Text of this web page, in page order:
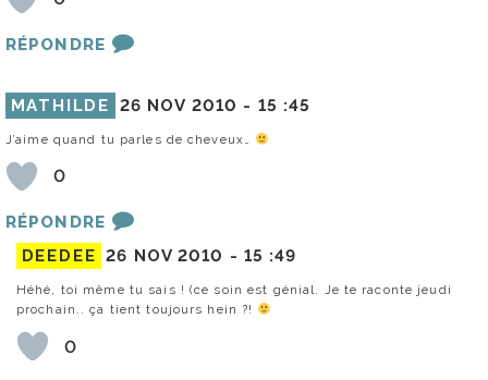
RÉPONDRE
MATHILDE 26 NOV 2010 - 15 :45
J’aime quand tu parles de cheveux…
0
RÉPONDRE
DEEDEE 26 NOV 2010 - 15 :49
Héhé, toi même tu sais ! (ce soin est génial. Je te raconte jeudi
prochain.. ça tient toujours hein ?!
0